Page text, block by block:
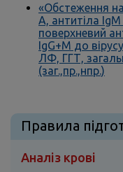
«Обстеження на
А, антитіла
поверхневий
IgG+М до
ЛФ, ГГТ,
(заг.,пр.,нпр.)
Правила
Аналіз крові